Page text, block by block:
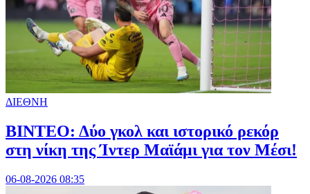
ΔΙΕΘΝΗ
ΒΙΝΤΕΟ: Δύο γκολ και ιστορικό ρεκόρ
στη νίκη της Ίντερ Μαϊάμι για τον Μέσι!
06-08-2026 08:35